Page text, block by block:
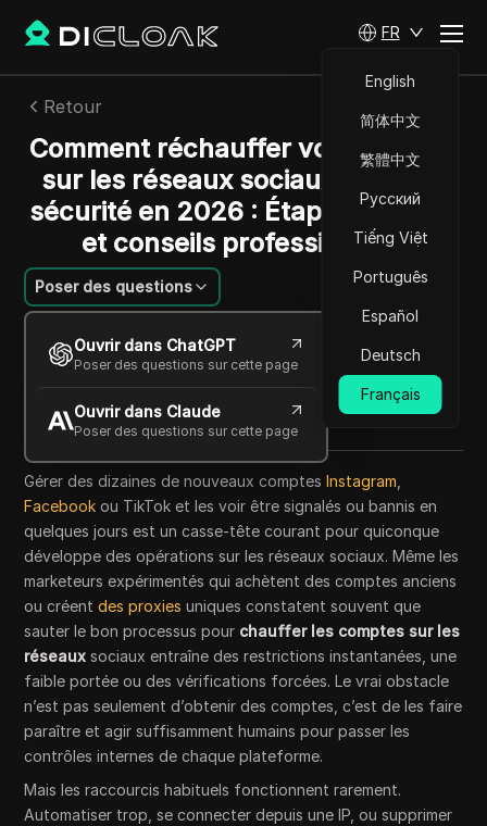
FR
English
简体中文
繁體中文
Русский
Tiếng Việt
Português
Español
Deutsch
Français
Retour
Comment réchauffer vos comptes
sur les réseaux sociaux en toute
sécurité en 2026 : Étapes, risques
et conseils professionnels
Poser des questions
Ouvrir dans ChatGPT
Poser des questions sur cette page
Ouvrir dans Claude
Poser des questions sur cette page
Emily Grace
07 juil. 2026 7 min de lecture
Copy Link
Gérer des dizaines de nouveaux comptesInstagram
Facebook ou TikTok et les voir être signalés ou bannis en
quelques jours est un casse-tête courant pour quiconque
développe des opérations sur les réseaux sociaux. Même les
marketeurs expérimentés qui achètent des comptes anciens
ou créentdes proxies uniques constatent souvent que
sauter le bon processus pour chauffer les comptes sur les
réseaux sociaux entraîne des restrictions instantanées, une
faible portée ou des vérifications forcées. Le vrai obstacle
n’est pas seulement d’obtenir des comptes, c’est de les faire
paraître et agir suffisamment humains pour passer les
contrôles internes de chaque plateforme.
Mais les raccourcis habituels fonctionnent rarement.
Automatiser trop, se connecter depuis une IP, ou supprimer